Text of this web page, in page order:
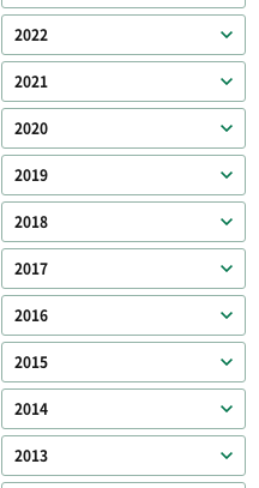
2022
2021
2020
2019
2018
2017
2016
2015
2014
2013